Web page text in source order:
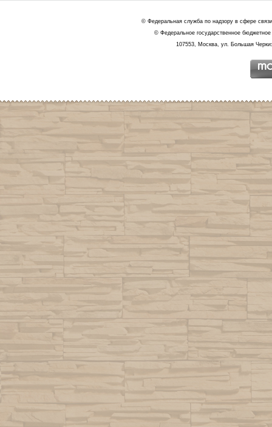
© Федеральная служба по надзору в сфере
© Федеральное государственное
107553, Москва, ул. Большая